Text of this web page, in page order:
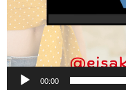
00:00